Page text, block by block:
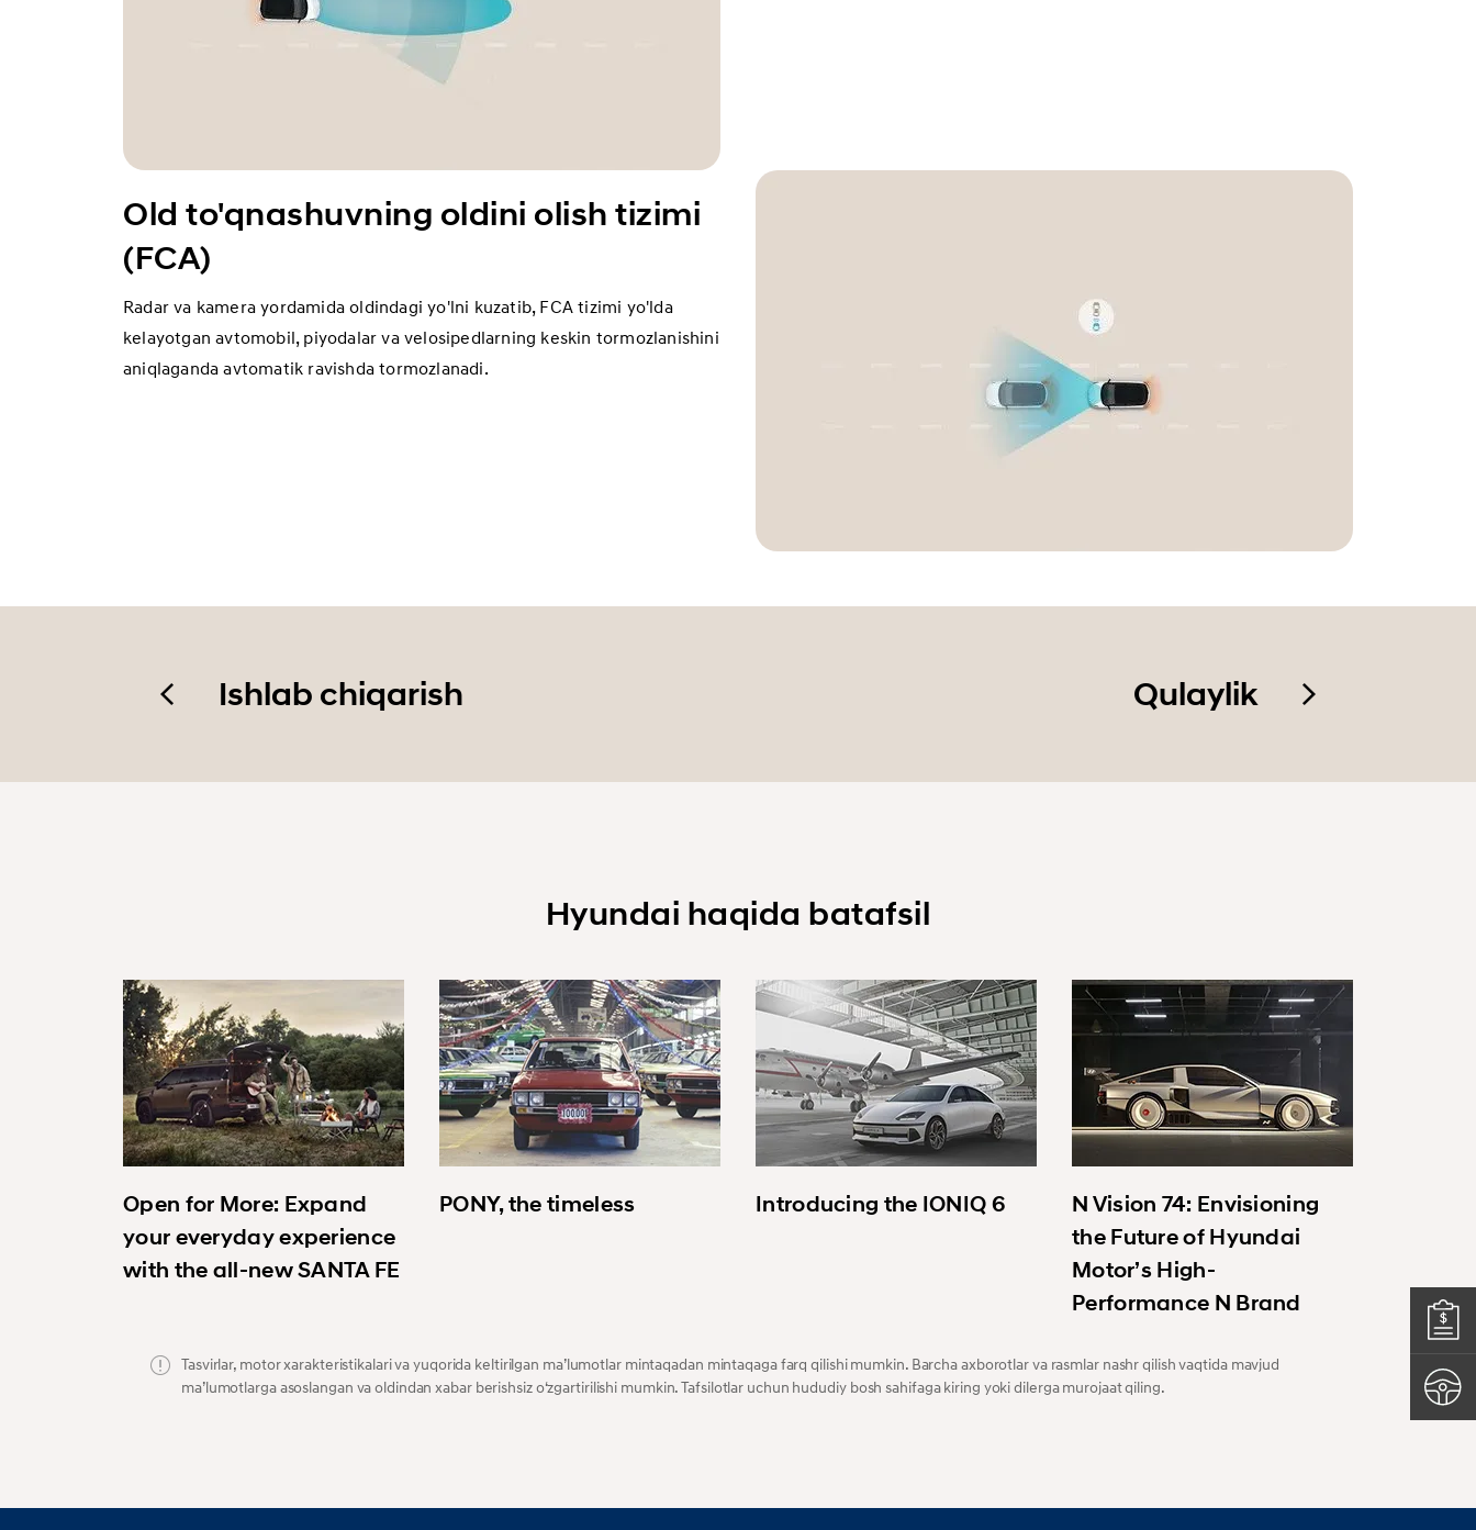
Old to'qnashuvning oldini olish tizimi
(FCA)
Radar va kamera yordamida oldindagi yo'lni kuzatib, FCA tizimi yo'lda
kelayotgan avtomobil, piyodalar va velosipedlarning keskin tormozlanishini
aniqlaganda avtomatik ravishda tormozlanadi.
Ishlab chiqarish Qulaylik
Hyundai haqida batafsil
Open for More: Expand
your everyday experience
with the all-new SANTA FE
PONY, the timeless Introducing the IONIQ 6
N Vision 74: Envisioning
the Future of Hyundai
Motor’s High-
Performance N Brand
Tasvirlar, motor xarakteristikalari va yuqorida keltirilgan maʼlumotlar mintaqadan mintaqaga farq qilishi mumkin. Barcha axborotlar va rasmlar nashr qilish vaqtida mavjud
maʼlumotlarga asoslangan va oldindan xabar berishsiz oʻzgartirilishi mumkin. Tafsilotlar uchun hududiy bosh sahifaga kiring yoki dilerga murojaat qiling.